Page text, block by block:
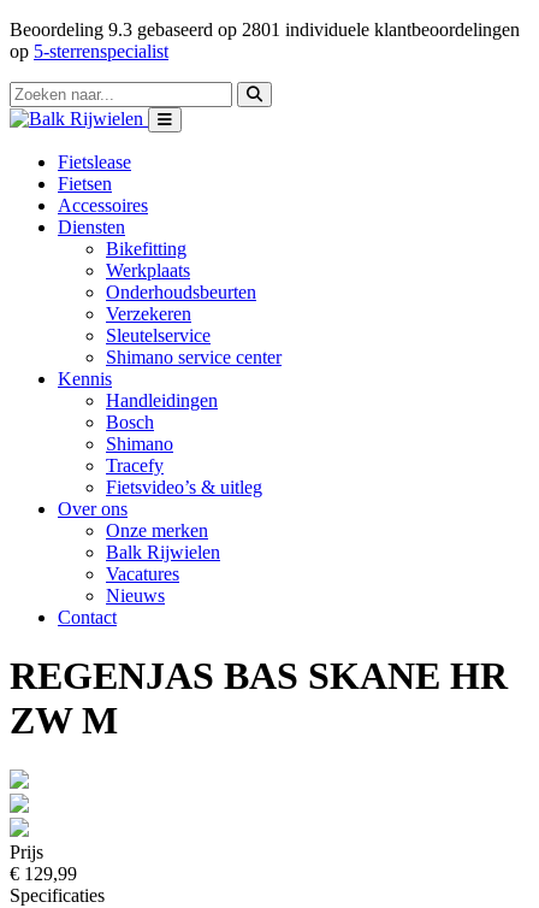
Beoordeling 9.3 gebaseerd op 2801 individuele klantbeoordelingen
op 5-sterrenspecialist
Fietslease
Fietsen
Accessoires
Diensten
Bikefitting
Werkplaats
Onderhoudsbeurten
Verzekeren
Sleutelservice
Shimano service center
Kennis
Handleidingen
Bosch
Shimano
Tracefy
Fietsvideo’s & uitleg
Over ons
Onze merken
Balk Rijwielen
Vacatures
Nieuws
Contact
REGENJAS BAS SKANE HR
ZW M
Prijs
€ 129,99
Specificaties